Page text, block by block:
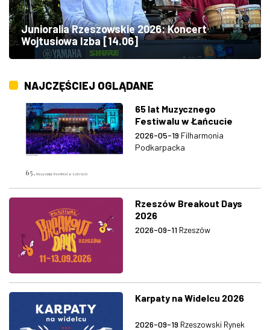
Junioralia Rzeszowskie 2026: Koncert
Wojtusiowa Izba [14.06]
NAJCZĘŚCIEJ OGLĄDANE
65 lat Muzycznego
Festiwalu w Łańcucie
2026-05-19 Filharmonia
Podkarpacka
Rzeszów Breakout Days
2026
2026-09-11 Rzeszów
Karpaty na Widelcu 2026
2026-09-19 Rzeszowski Rynek